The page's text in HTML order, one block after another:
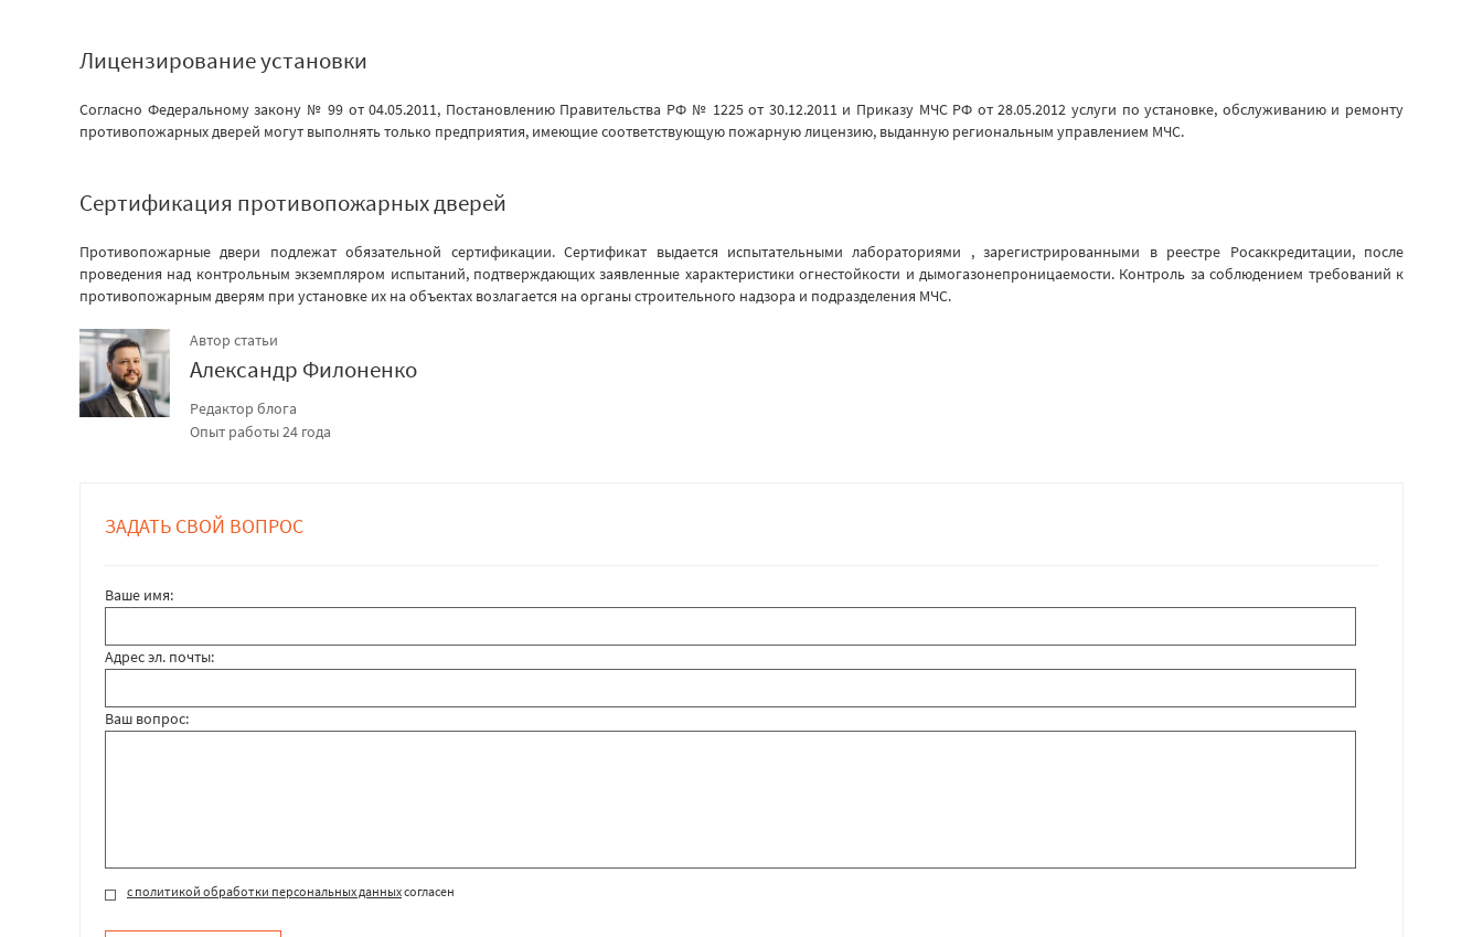
Лицензирование установки
Согласно Федеральному закону № 99 от 04.05.2011, Постановлению Правительства РФ № 1225 от 30.12.2011 и Приказу МЧС РФ от 28.05.2012 услуги по установке, обслуживанию и ремонту
противопожарных дверей могут выполнять только предприятия, имеющие соответствующую пожарную лицензию, выданную региональным управлением МЧС.
Сертификация противопожарных дверей
Противопожарные двери подлежат обязательной сертификации. Сертификат выдается испытательными лабораториями , зарегистрированными в реестре Росаккредитации, после
проведения над контрольным экземпляром испытаний, подтверждающих заявленные характеристики огнестойкости и дымогазонепроницаемости. Контроль за соблюдением требований к
противопожарным дверям при установке их на объектах возлагается на органы строительного надзора и подразделения МЧС.
Автор статьи
Александр Филоненко
Редактор блога
Опыт работы 24 года
ЗАДАТЬ СВОЙ ВОПРОС
Ваше имя:
Адрес эл. почты:
Ваш вопрос:
с политикой обработки персональных данныхсогласен